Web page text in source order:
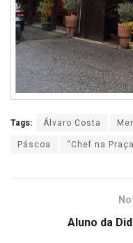
Tags: Álvaro Costa
Páscoa
“Chef na
Aluno da